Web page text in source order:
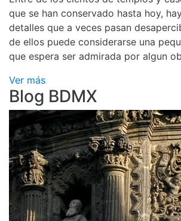
que se han conservado hasta hoy,
detalles que a veces pasan
de ellos puede considerarse una
que espera ser admirada por algun
Ver más
Blog BDMX